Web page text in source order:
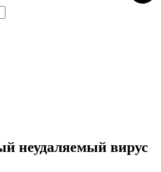
неудаляемый вирус